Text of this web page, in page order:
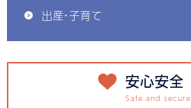
出産・子育て
安心安全